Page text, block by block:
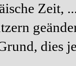
Zeit,
dies